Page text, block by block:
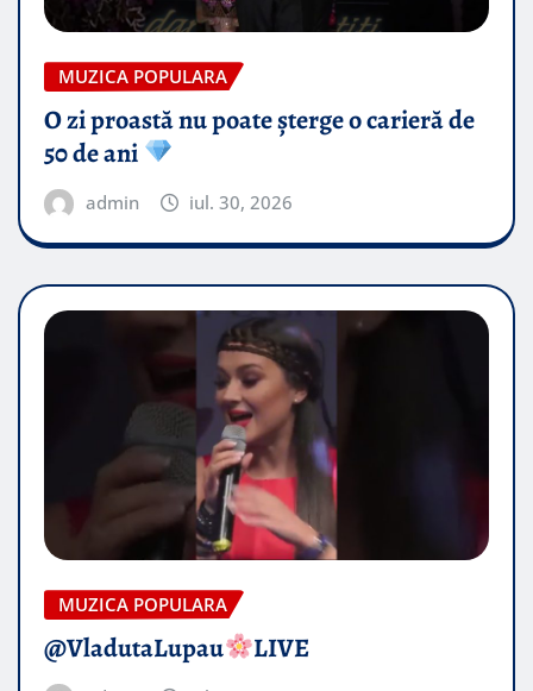
MUZICA POPULARA
O zi proastă nu poate șterge o carieră de
50 de ani
admin iul. 30, 2026
MUZICA POPULARA
​@VladutaLupau LIVE